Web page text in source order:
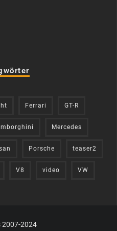
Ferrari GT-R
Mercedes
Porsche teaser2
V8 video VW
2024